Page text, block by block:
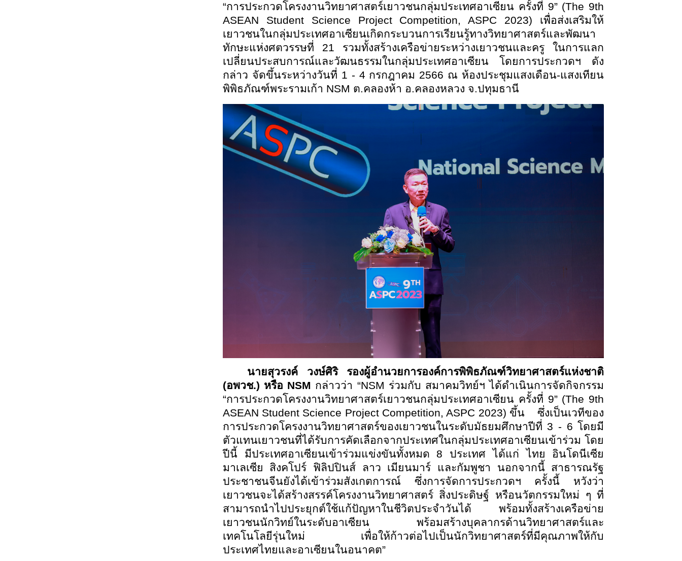
“การประกวดโครงงานวิทยาศาสตร์เยาวชนกลุ่มประเทศอาเซียน ครั้งที่ 9” (The 9th
ASEAN Student Science Project Competition, ASPC 2023) เพื่อส่งเสริมให้
เยาวชนในกลุ่มประเทศอาเซียนเกิดกระบวนการเรียนรู้ทางวิทยาศาสตร์และพัฒนา
ทักษะแห่งศตวรรษที่ 21 รวมทั้งสร้างเครือข่ายระหว่างเยาวชนและครู ในการแลก
เปลี่ยนประสบการณ์และวัฒนธรรมในกลุ่มประเทศอาเซียน โดยการประกวดฯ ดัง
กล่าว จัดขึ้นระหว่างวันที่ 1 - 4 กรกฎาคม 2566 ณ ห้องประชุมแสงเดือน-แสงเทียน
พิพิธภัณฑ์พระรามเก้า NSM ต.คลองห้า อ.คลองหลวง จ.ปทุมธานี
นายสุวรงค์ วงษ์ศิริ รองผู้อำนวยการองค์การพิพิธภัณฑ์วิทยาศาสตร์แห่งชาติ
(อพวช.) หรือ NSM กล่าวว่า “NSM ร่วมกับ สมาคมวิทย์ฯ ได้ดำเนินการจัดกิจกรรม
“การประกวดโครงงานวิทยาศาสตร์เยาวชนกลุ่มประเทศอาเซียน ครั้งที่ 9” (The 9th
ASEAN Student Science Project Competition, ASPC 2023) ขึ้น ซึ่งเป็นเวทีของ
การประกวดโครงงานวิทยาศาสตร์ของเยาวชนในระดับมัธยมศึกษาปีที่ 3 - 6 โดยมี
ตัวแทนเยาวชนที่ได้รับการคัดเลือกจากประเทศในกลุ่มประเทศอาเซียนเข้าร่วม โดย
ปีนี้ มีประเทศอาเซียนเข้าร่วมแข่งขันทั้งหมด 8 ประเทศ ได้แก่ ไทย อินโดนีเซีย
มาเลเซีย สิงคโปร์ ฟิลิปปินส์ ลาว เมียนมาร์ และกัมพูชา นอกจากนี้ สาธารณรัฐ
ประชาชนจีนยังได้เข้าร่วมสังเกตการณ์ ซึ่งการจัดการประกวดฯ ครั้งนี้ หวังว่า
เยาวชนจะได้สร้างสรรค์โครงงานวิทยาศาสตร์ สิ่งประดิษฐ์ หรือนวัตกรรมใหม่ ๆ ที่
สามารถนำไปประยุกต์ใช้แก้ปัญหาในชีวิตประจำวันได้ พร้อมทั้งสร้างเครือข่าย
เยาวชนนักวิทย์ในระดับอาเซียน พร้อมสร้างบุคลากรด้านวิทยาศาสตร์และ
เทคโนโลยีรุ่นใหม่ เพื่อให้ก้าวต่อไปเป็นนักวิทยาศาสตร์ที่มีคุณภาพให้กับ
ประเทศไทยและอาเซียนในอนาคต”